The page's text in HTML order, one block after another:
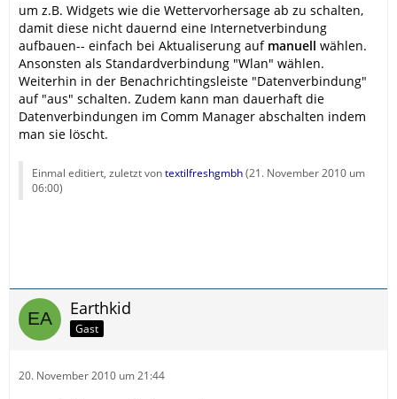
um z.B. Widgets wie die Wettervorhersage ab zu schalten,
damit diese nicht dauernd eine Internetverbindung
aufbauen-- einfach bei Aktualiserung aufmanuell wählen.
Ansonsten als Standardverbindung "Wlan" wählen.
Weiterhin in der Benachrichtingsleiste "Datenverbindung"
auf "aus" schalten. Zudem kann man dauerhaft die
Datenverbindungen im Comm Manager abschalten indem
man sie löscht.
Einmal editiert, zuletzt vontextilfreshgmbh(21. November 2010 um
06:00)
Earthkid
Gast
20. November 2010 um 21:44